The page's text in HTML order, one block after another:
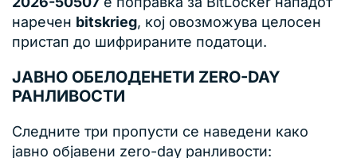
наречен bitskrieg, кој овозможува целосен
пристап до шифрираните податоци.
ЈАВНО ОБЕЛОДЕНЕТИ ZERO-DAY
РАНЛИВОСТИ
Следните три пропусти се наведени како
јавно објавени zero-day ранливости: